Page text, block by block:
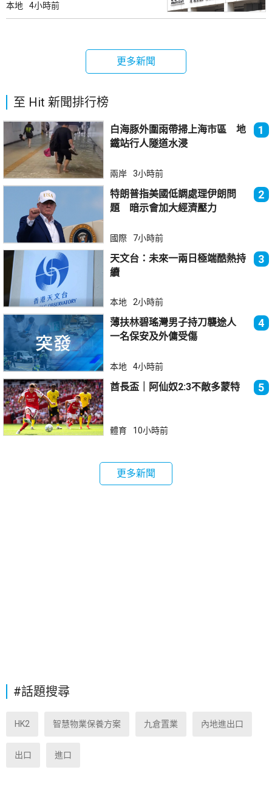
本地 4小時前
更多新聞
至 Hit 新聞排行榜
白海豚外圍雨帶掃上海市區 地
鐵站行人隧道水浸
1
兩岸 3小時前
特朗普指美國低調處理伊朗問
題 暗示會加大經濟壓力
2
國際 7小時前
天文台：未來一兩日極端酷熱持
續
3
本地 2小時前
薄扶林碧瑤灣男子持刀襲途人
一名保安及外傭受傷
4
本地 4小時前
酋長盃｜阿仙奴2:3不敵多蒙特 5
體育 10小時前
更多新聞
#話題搜尋
HK2 智慧物業保養方案 九倉置業 內地進出口
出口 進口